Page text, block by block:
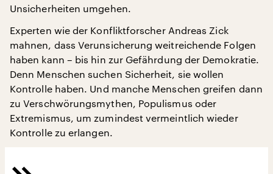
Unsicherheiten umgehen.
Experten wie der Konfliktforscher Andreas Zick
mahnen, dass Verunsicherung weitreichende Folgen
haben kann – bis hin zur Gefährdung der Demokratie.
Denn Menschen suchen Sicherheit, sie wollen
Kontrolle haben. Und manche Menschen greifen dann
zu Verschwörungsmythen, Populismus oder
Extremismus, um zumindest vermeintlich wieder
Kontrolle zu erlangen.